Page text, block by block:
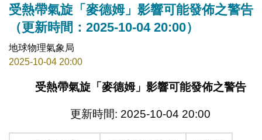
受熱帶氣旋「麥德姆」影響可能發佈之警告
（更新時間：2025-10-04 20:00）
地球物理氣象局
2025-10-04 20:00
受熱帶氣旋「麥德姆」影響可能發佈之警告
更新時間: 2025-10-04 20:00